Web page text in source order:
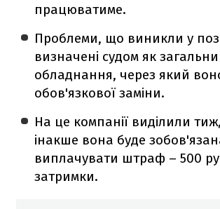
працюватиме.
Проблеми, що виникли у
визначені судом як
обладнання, через який
обов'язкової заміни.
На це компанії виділили
інакше вона буде
виплачувати штраф – 500
затримки.